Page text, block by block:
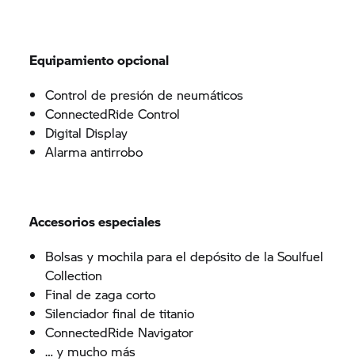
Equipamiento opcional
Control de presión de neumáticos
ConnectedRide Control
Digital Display
Alarma antirrobo
Accesorios especiales
Bolsas y mochila para el depósito de la Soulfuel
Collection
Final de zaga corto
Silenciador final de titanio
ConnectedRide Navigator
… y mucho más